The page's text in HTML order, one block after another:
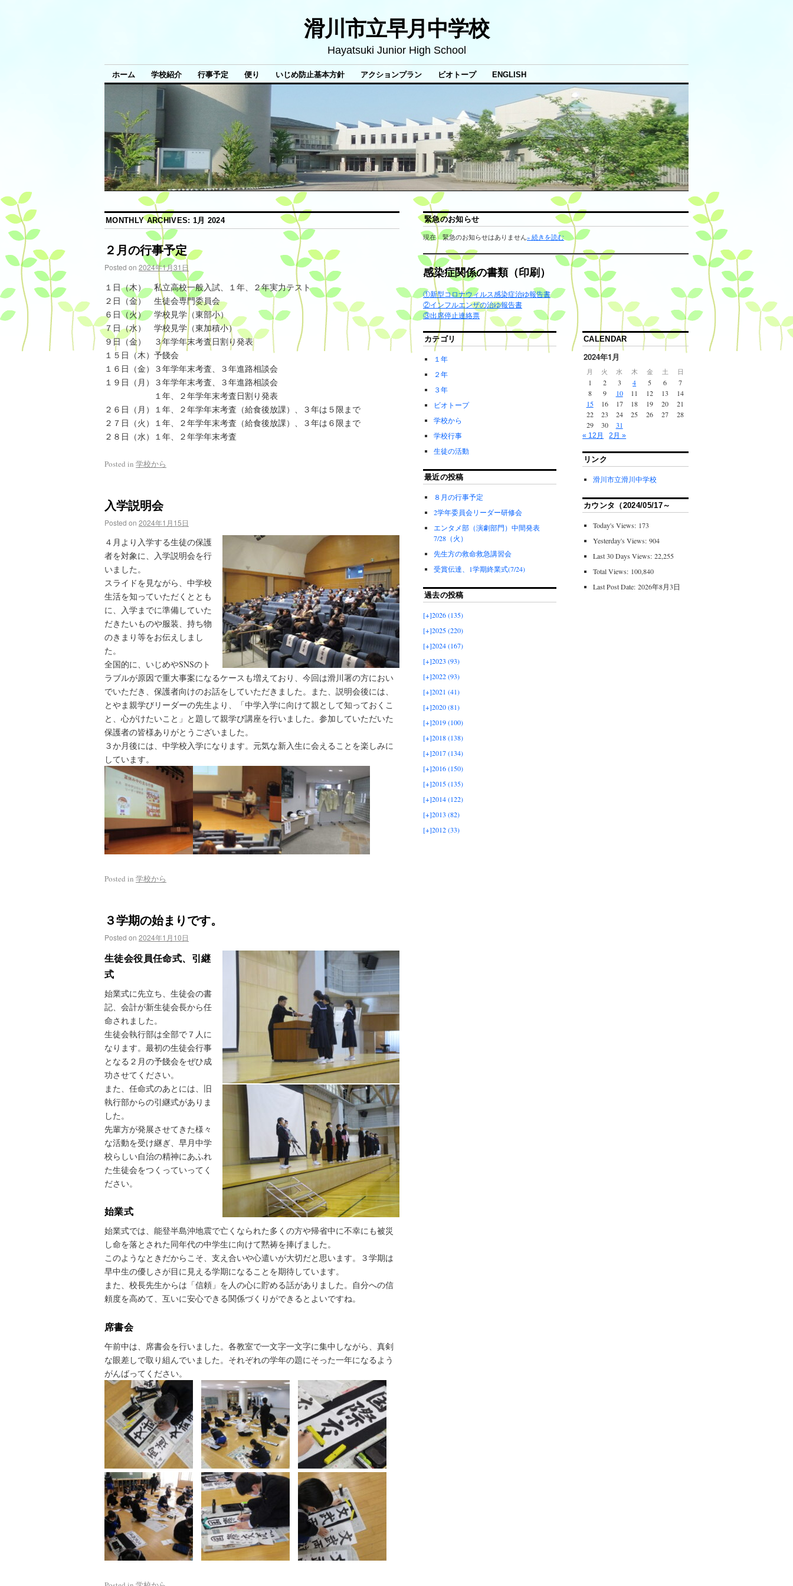
滑川市立早月中学校
Hayatsuki Junior High School
ホーム 学校紹介 行事予定 便り いじめ防止基本方針 アクションプラン ビオトープ ENGLISH
MONTHLY ARCHIVES: 1月 2024
２月の行事予定
Posted on 2024年1月31日
１日（木） 私立高校一般入試、１年、２年実力テスト
２日（金） 生徒会専門委員会
６日（火） 学校見学（東部小）
７日（水） 学校見学（東加積小）
９日（金） ３年学年末考査日割り発表
１５日（木）予餞会
１６日（金）３年学年末考査、３年進路相談会
１９日（月）３年学年末考査、３年進路相談会
１年、２年学年末考査日割り発表
２６日（月）１年、２年学年末考査（給食後放課）、３年は５限まで
２７日（火）１年、２年学年末考査（給食後放課）、３年は６限まで
２８日（水）１年、２年学年末考査
Posted in 学校から
入学説明会
Posted on 2024年1月15日
４月より入学する生徒の保護
者を対象に、入学説明会を行
いました。
スライドを見ながら、中学校
生活を知っていただくととも
に、入学までに準備していた
だきたいものや服装、持ち物
のきまり等をお伝えしまし
た。
全国的に、いじめやSNSのト
ラブルが原因で重大事案になるケースも増えており、今回は滑川署の方におい
でいただき、保護者向けのお話をしていただきました。また、説明会後には、
とやま親学びリーダーの先生より、「中学入学に向けて親として知っておくこ
と、心がけたいこと」と題して親学び講座を行いました。参加していただいた
保護者の皆様ありがとうございました。
３か月後には、中学校入学になります。元気な新入生に会えることを楽しみに
しています。
Posted in 学校から
３学期の始まりです。
Posted on 2024年1月10日
生徒会役員任命式、引継
式
始業式に先立ち、生徒会の書
記、会計が新生徒会長から任
命されました。
生徒会執行部は全部で７人に
なります。最初の生徒会行事
となる２月の予餞会をぜひ成
功させてください。
また、任命式のあとには、旧
執行部からの引継式がありま
した。
先輩方が発展させてきた様々
な活動を受け継ぎ、早月中学
校らしい自治の精神にあふれ
た生徒会をつくっていってく
ださい。
始業式
始業式では、能登半島沖地震で亡くなられた多くの方や帰省中に不幸にも被災
し命を落とされた同年代の中学生に向けて黙祷を捧げました。
このようなときだからこそ、支え合いや心遣いが大切だと思います。３学期は
早中生の優しさが目に見える学期になることを期待しています。
また、校長先生からは「信頼」を人の心に貯める話がありました。自分への信
頼度を高めて、互いに安心できる関係づくりができるとよいですね。
席書会
午前中は、席書会を行いました。各教室で一文字一文字に集中しながら、真剣
な眼差しで取り組んでいました。それぞれの学年の題にそった一年になるよう
がんばってください。
緊急のお知らせ
現在 緊急のお知らせはありません» 続きを読む
感染症関係の書類（印刷）
①新型コロナウィルス感染症治ゆ報告書
②インフルエンザの治ゆ報告書
③出席停止連絡票
カテゴリ
１年
２年
３年
ビオトープ
学校から
学校行事
生徒の活動
最近の投稿
８月の行事予定
2学年委員会リーダー研修会
エンタメ部（演劇部門）中間発表
7/28（火）
先生方の救命救急講習会
受賞伝達、1学期終業式(7/24)
過去の投稿
[+]2026 (135)
[+]2025 (220)
[+]2024 (167)
[+]2023 (93)
[+]2022 (93)
[+]2021 (41)
[+]2020 (81)
[+]2019 (100)
[+]2018 (138)
[+]2017 (134)
[+]2016 (150)
[+]2015 (135)
[+]2014 (122)
[+]2013 (82)
[+]2012 (33)
CALENDAR
2024年1月
月 火 水 木 金 土 日
1 2 3 4 5 6
7
8
9 10 11 12 13
14
15
16 17 18 19 20
21
22
23 24 25 26 27
28
29
30 31
« 12月 2月 »
リンク
滑川市立滑川中学校
カウンタ（2024/05/17～
Today's Views: 173
Yesterday's Views:904
Last 30 Days Views:22,255
Total Views: 100,840
Last Post Date:2026年8月3日